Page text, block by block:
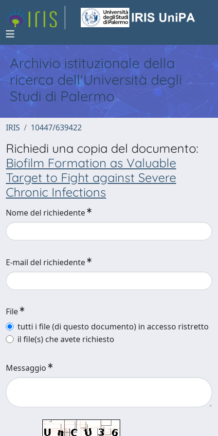
Archivio istituzionale della
ricerca dell'Università degli
Studi di Palermo
IRIS 10447/639422
Richiedi una copia del documento:
Biofilm Formation as Valuable
Target to Fight against Severe
Chronic Infections
Nome del richiedente
E-mail del richiedente
File
tutti i file (di questo documento) in accesso ristretto
il file(s) che avete richiesto
Messaggio